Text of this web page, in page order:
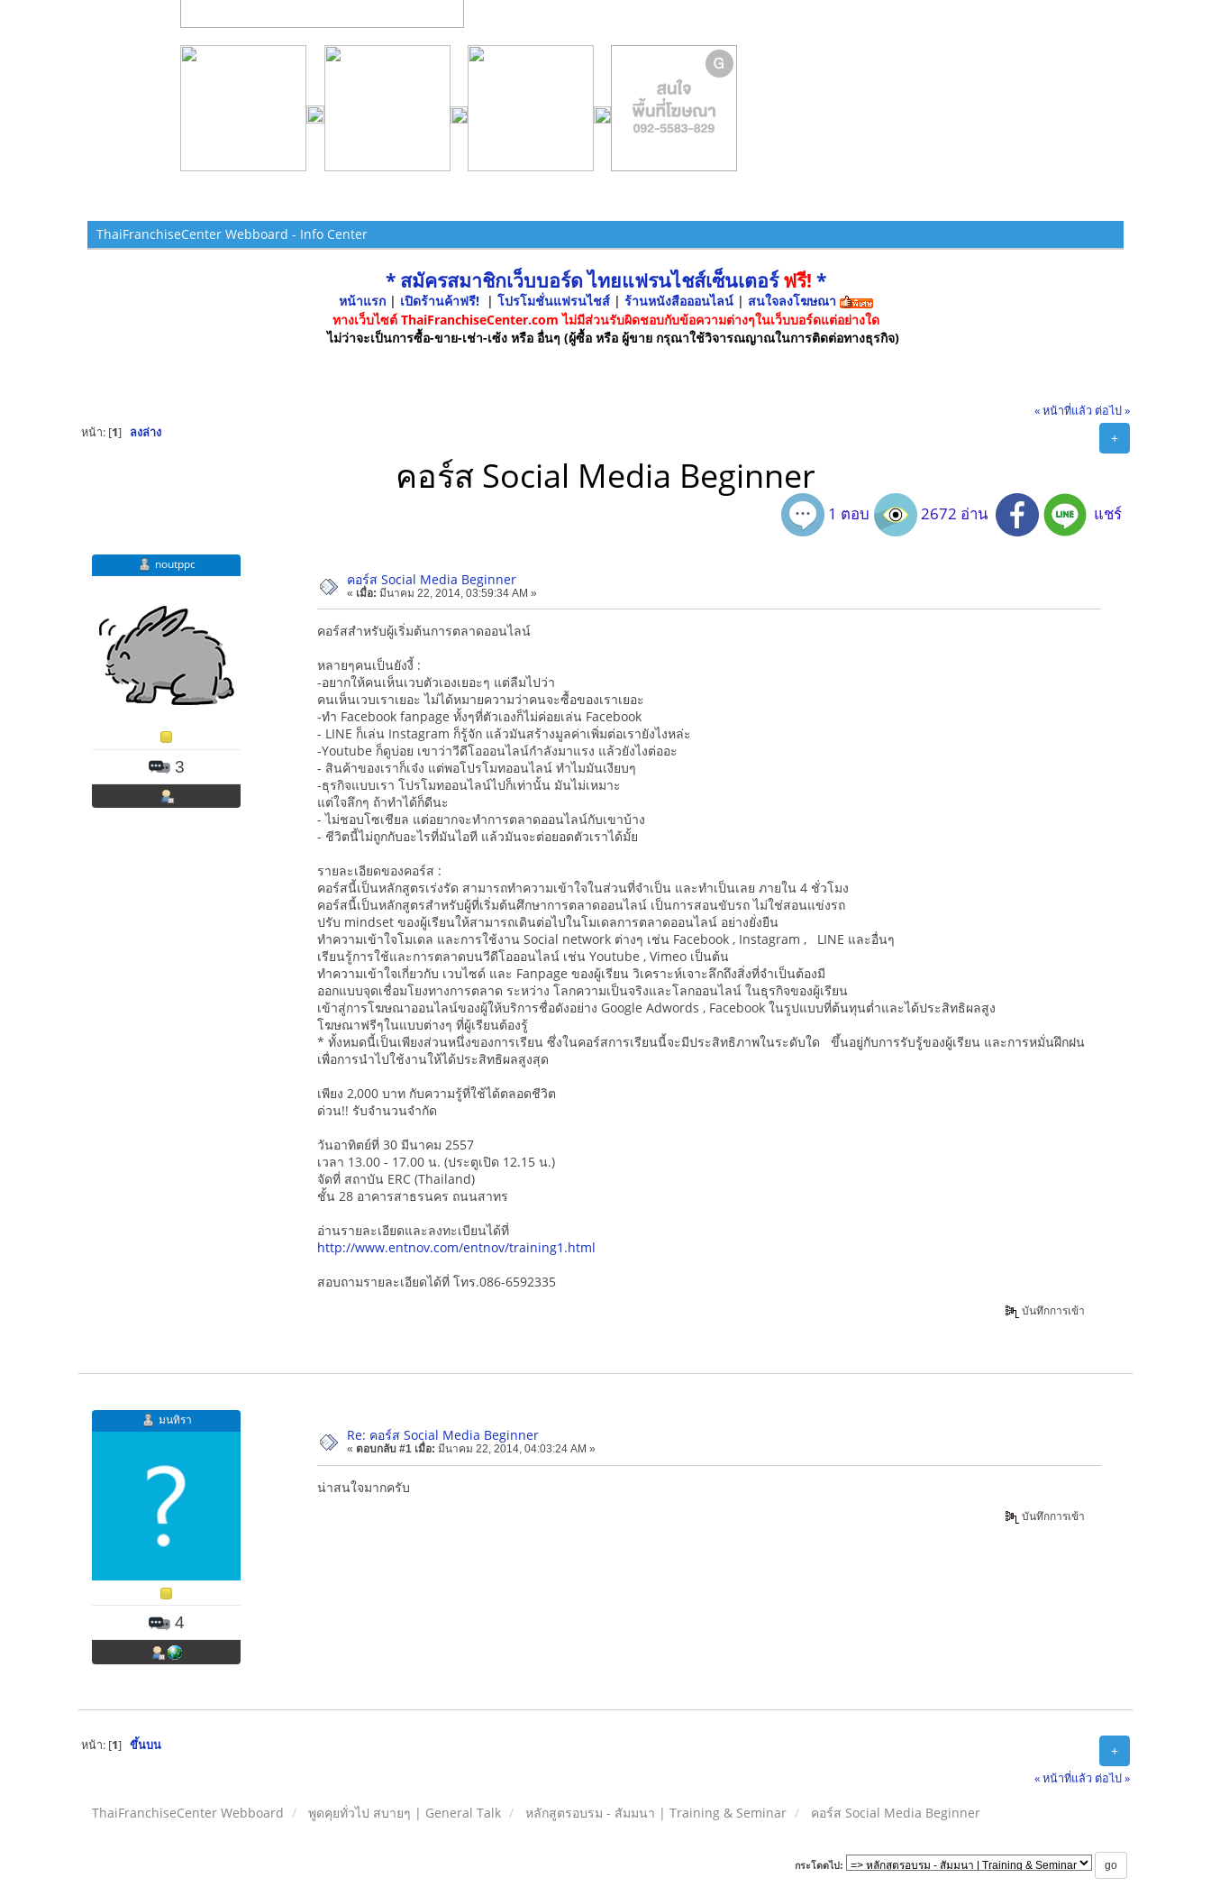
ThaiFranchiseCenter Webboard - Info Center
* สมัครสมาชิกเว็บบอร์ด ไทยแฟรนไชส์เซ็นเตอร์ฟรี! *
หน้าแรก| เปิดร้านค้าฟรี! | โปรโมชั่นแฟรนไชส์ | ร้านหนังสือออนไลน์ | สนใจลงโฆษณา
ทางเว็บไซต์ ThaiFranchiseCenter.com ไม่มีส่วนรับผิดชอบกับข้อความต่างๆในเว็บบอร์ดแต่อย่างใด
ไม่ว่าจะเป็นการซื้อ-ขาย-เช่า-เซ้ง หรือ อื่นๆ (ผู้ซื้อ หรือ ผู้ขาย กรุณาใช้วิจารณญาณในการติดต่อทางธุรกิจ)
« หน้าที่แล้ว ต่อไป »
+
หน้า: [1] ลงล่าง
คอร์ส Social Media Beginner
1 ตอบ 2672 อ่าน แชร์
noutppc
3
คอร์ส Social Media Beginner
« เมื่อ: มีนาคม 22, 2014, 03:59:34 AM »
คอร์สสำหรับผู้เริ่มต้นการตลาดออนไลน์
หลายๆคนเป็นยังงี้ :
-อยากให้คนเห็นเวบตัวเองเยอะๆ แต่ลืมไปว่า
คนเห็นเวบเราเยอะ ไม่ได้หมายความว่าคนจะซื้อของเราเยอะ
-ทำ Facebook fanpage ทั้งๆที่ตัวเองก็ไม่ค่อยเล่น Facebook
- LINE ก็เล่น Instagram ก็รู้จัก แล้วมันสร้างมูลค่าเพิ่มต่อเรายังไงหล่ะ
-Youtube ก็ดูบ่อย เขาว่าวีดีโอออนไลน์กำลังมาแรง แล้วยังไงต่ออะ
- สินค้าของเราก็เจ๋ง แต่พอโปรโมทออนไลน์ ทำไมมันเงียบๆ
-ธุรกิจแบบเรา โปรโมทออนไลน์ไปก็เท่านั้น มันไม่เหมาะ
แต่ใจลึกๆ ถ้าทำได้ก็ดีนะ
- ไม่ชอบโซเชียล แต่อยากจะทำการตลาดออนไลน์กับเขาบ้าง
- ชีวิตนี้ไม่ถูกกับอะไรที่มันไอที แล้วมันจะต่อยอดตัวเราได้มั้ย
รายละเอียดของคอร์ส :
คอร์สนี้เป็นหลักสูตรเร่งรัด สามารถทำความเข้าใจในส่วนที่จำเป็น และทำเป็นเลย ภายใน 4 ชั่วโมง
คอร์สนี้เป็นหลักสูตรสำหรับผู้ที่เริ่มต้นศึกษาการตลาดออนไลน์ เป็นการสอนขับรถ ไม่ใช่สอนแข่งรถ
ปรับ mindset ของผู้เรียนให้สามารถเดินต่อไปในโมเดลการตลาดออนไลน์ อย่างยั่งยืน
ทำความเข้าใจโมเดล และการใช้งาน Social network ต่างๆ เช่น Facebook , Instagram , LINE และอื่นๆ
เรียนรู้การใช้และการตลาดบนวีดีโอออนไลน์ เช่น Youtube , Vimeo เป็นต้น
ทำความเข้าใจเกี่ยวกับ เวบไซด์ และ Fanpage ของผู้เรียน วิเคราะห์เจาะลึกถึงสิ่งที่จำเป็นต้องมี
ออกแบบจุดเชื่อมโยงทางการตลาด ระหว่าง โลกความเป็นจริงและโลกออนไลน์ ในธุรกิจของผู้เรียน
เข้าสู่การโฆษณาออนไลน์ของผู้ให้บริการชื่อดังอย่าง Google Adwords , Facebook ในรูปแบบที่ต้นทุนต่ำและได้ประสิทธิผลสูง
โฆษณาฟรีๆในแบบต่างๆ ที่ผู้เรียนต้องรู้
* ทั้งหมดนี้เป็นเพียงส่วนหนึ่งของการเรียน ซึ่งในคอร์สการเรียนนี้จะมีประสิทธิภาพในระดับใด ขึ้นอยู่กับการรับรู้ของผู้เรียน และการหมั่นฝึกฝน
เพื่อการนำไปใช้งานให้ได้ประสิทธิผลสูงสุด
เพียง 2,000 บาท กับความรู้ที่ใช้ได้ตลอดชีวิต
ด่วน!! รับจำนวนจำกัด
วันอาทิตย์ที่ 30 มีนาคม 2557
เวลา 13.00 - 17.00 น. (ประตูเปิด 12.15 น.)
จัดที่ สถาบัน ERC (Thailand)
ชั้น 28 อาคารสาธรนคร ถนนสาทร
อ่านรายละเอียดและลงทะเบียนได้ที่
http://www.entnov.com/entnov/training1.html
สอบถามรายละเอียดได้ที่ โทร.086-6592335
บันทึกการเข้า
มนทิรา
4
Re: คอร์ส Social Media Beginner
« ตอบกลับ #1 เมื่อ: มีนาคม 22, 2014, 04:03:24 AM »
น่าสนใจมากครับ
บันทึกการเข้า
+
หน้า: [1] ขึ้นบน
« หน้าที่แล้ว ต่อไป »
ThaiFranchiseCenter Webboard พูดคุยทั่วไป สบายๆ | General Talk หลักสูตรอบรม - สัมมนา | Training & Seminar คอร์ส Social Media Beginner
กระโดดไป: